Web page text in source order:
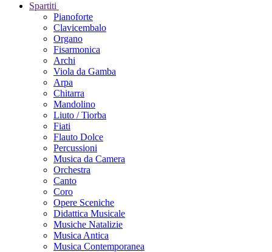
Spartiti
Pianoforte
Clavicembalo
Organo
Fisarmonica
Archi
Viola da Gamba
Arpa
Chitarra
Mandolino
Liuto / Tiorba
Fiati
Flauto Dolce
Percussioni
Musica da Camera
Orchestra
Canto
Coro
Opere Sceniche
Didattica Musicale
Musiche Natalizie
Musica Antica
Musica Contemporanea